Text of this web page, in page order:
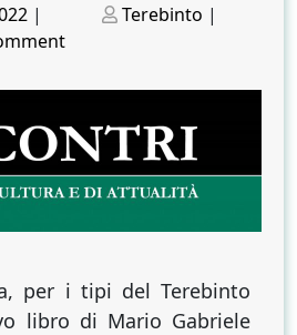
|
Posted
Terebinto |
on
taccuino
diavolo,
romanzo
storico
ambientato
Avellino
per i tipi del Terebinto
libro di Mario Gabriele